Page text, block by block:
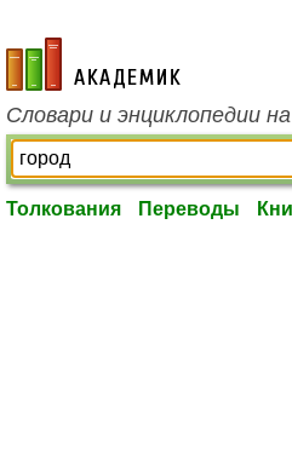
academic.ru
Словари и энциклопедии
Толкования Переводы